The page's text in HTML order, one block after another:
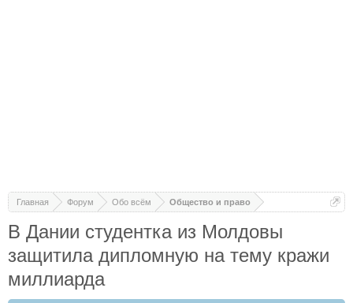
Главная Форум Обо всём Общество и право
В Дании студентка из Молдовы
защитила дипломную на тему кражи
миллиарда